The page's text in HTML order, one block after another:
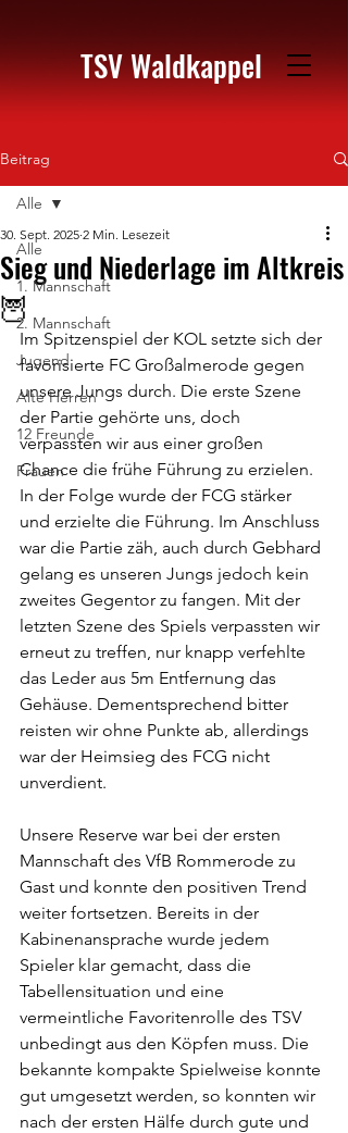
TSV Waldkappel
Beitrag
Alle
1. Mannschaft
2. Mannschaft
Jugend
Alte Herren
12 Freunde
Frauen
Alle
Sieg und Niederlage im Altkreis
🦉
30. Sept. 2025 2 Min. Lesezeit
Im Spitzenspiel der KOL setzte sich der
favorisierte FC Großalmerode gegen
unsere Jungs durch. Die erste Szene
der Partie gehörte uns, doch
verpassten wir aus einer großen
Chance die frühe Führung zu erzielen.
In der Folge wurde der FCG stärker
und erzielte die Führung. Im Anschluss
war die Partie zäh, auch durch Gebhard
gelang es unseren Jungs jedoch kein
zweites Gegentor zu fangen. Mit der
letzten Szene des Spiels verpassten wir
erneut zu treffen, nur knapp verfehlte
das Leder aus 5m Entfernung das
Gehäuse. Dementsprechend bitter
reisten wir ohne Punkte ab, allerdings
war der Heimsieg des FCG nicht
unverdient.
Unsere Reserve war bei der ersten
Mannschaft des VfB Rommerode zu
Gast und konnte den positiven Trend
weiter fortsetzen. Bereits in der
Kabinenansprache wurde jedem
Spieler klar gemacht, dass die
Tabellensituation und eine
vermeintliche Favoritenrolle des TSV
unbedingt aus den Köpfen muss. Die
bekannte kompakte Spielweise konnte
gut umgesetzt werden, so konnten wir
nach der ersten Hälfe durch gute und